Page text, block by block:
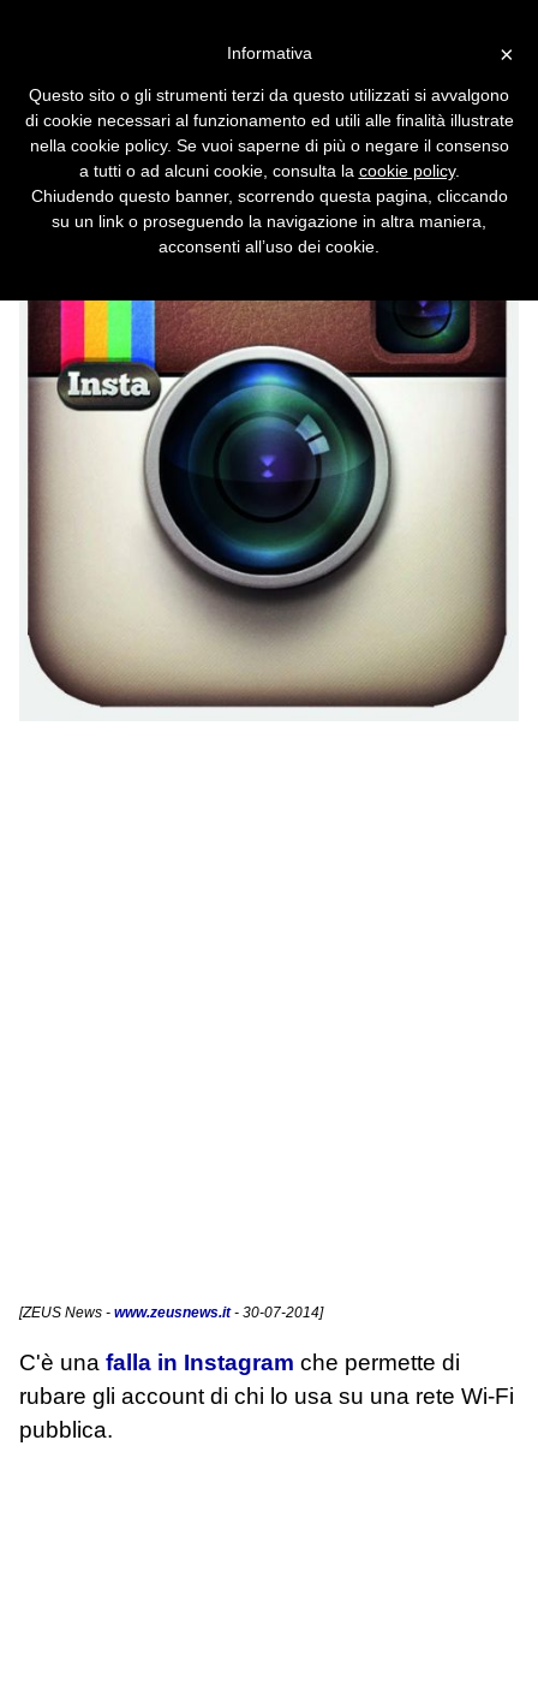
usando Wi-Fi pubblici
Facebook, a conoscenza della falla da
tempo, non l'ha ancora sistemata.
[ZEUS News - www.zeusnews.it- 30-07-2014]
C'è una falla in Instagram che permette di
rubare gli account di chi lo usa su una rete Wi-Fi
pubblica.
×
Informativa
Questo sito o gli strumenti terzi da questo utilizzati si avvalgono
di cookie necessari al funzionamento ed utili alle finalità illustrate
nella cookie policy. Se vuoi saperne di più o negare il consenso
a tutti o ad alcuni cookie, consulta la cookie policy.
Chiudendo questo banner, scorrendo questa pagina, cliccando
su un link o proseguendo la navigazione in altra maniera,
acconsenti all’uso dei cookie.